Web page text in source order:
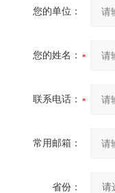
您的单位：
您的姓名：
联系电话：
常用邮箱：
省份：